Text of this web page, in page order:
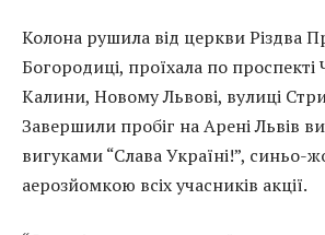
Колона рушила від церкви Різдва
Богородиці, проїхала по проспекті
Калини, Новому Львові, вулиці
Завершили пробіг на Арені Львів
вигуками “Слава Україні!”,
аерозйомкою всіх учасників акції.